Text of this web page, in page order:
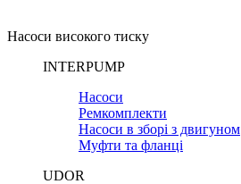
Насоси високого тиску
INTERPUMP
Насоси
Ремкомплекти
Насоси в зборі з двигуном
Муфти та фланці
UDOR